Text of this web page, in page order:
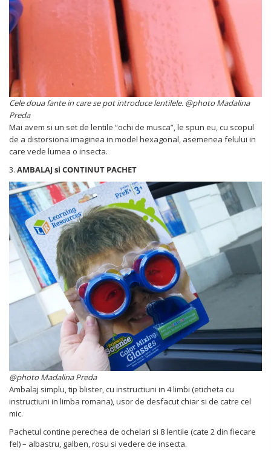
Cele doua fante in care se pot introduce lentilele. @photo Madalina
Preda
Mai avem si un set de lentile “ochi de musca”, le spun eu, cu scopul
de a distorsiona imaginea in model hexagonal, asemenea felului in
care vede lumea o insecta.
3. AMBALAJ si CONTINUT PACHET
@photo Madalina Preda
Ambalaj simplu, tip blister, cu instructiuni in 4 limbi (eticheta cu
instructiuni in limba romana), usor de desfacut chiar si de catre cel
mic.
Pachetul contine perechea de ochelari si 8 lentile (cate 2 din fiecare
fel) – albastru, galben, rosu si vedere de insecta.